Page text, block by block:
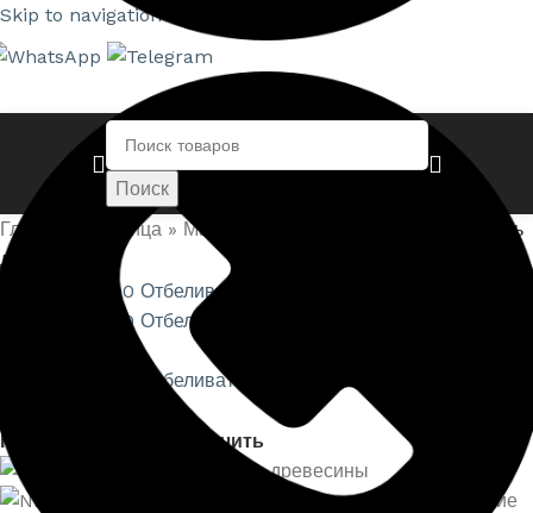
Skip to navigation
Поиск
Главная страница » Магазин
NEOMID 500 Отбеливатель
древесины
Нажмите, чтобы увеличить